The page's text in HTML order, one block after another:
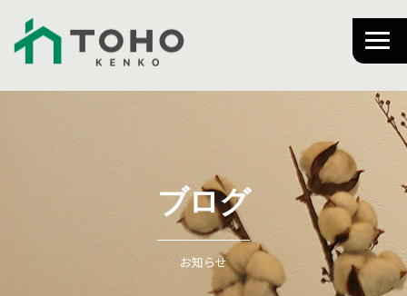
ブログ
お知らせ